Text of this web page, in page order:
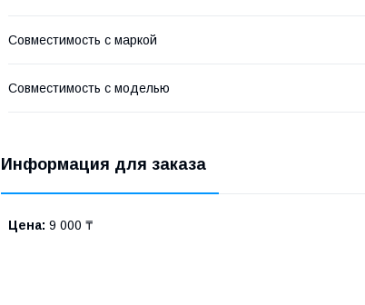
Совместимость с маркой
Совместимость с моделью
Информация для заказа
Цена: 9 000 ₸